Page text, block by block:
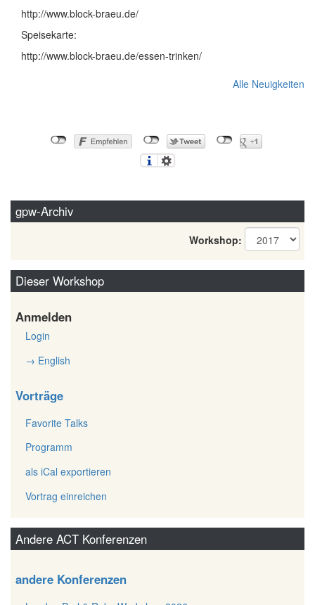
http://www.block-braeu.de/
Speisekarte:
http://www.block-braeu.de/essen-trinken/
Alle Neuigkeiten
gpw-Archiv
Workshop:
Dieser Workshop
Anmelden
Login
→ English
Vorträge
Favorite Talks
Programm
als iCal exportieren
Vortrag einreichen
Andere ACT Konferenzen
andere Konferenzen